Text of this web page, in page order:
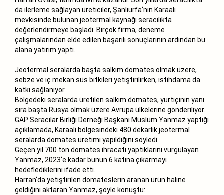
da ilerleme sağlayan üreticiler, Şanlıurfa‘nın Karaali
mevkisinde bulunan jeotermal kaynağı seracılıkta
değerlendirmeye başladı. Birçok firma, deneme
çalışmalarından elde edilen başarılı sonuçlarının ardından bu
alana yatırım yaptı.
Jeotermal seralarda başta salkım domates olmak üzere,
sebze ve iç mekan süs bitkileri yetiştirilirken, istihdama da
katkı sağlanıyor.
Bölgedeki seralarda üretilen salkım domates, yurtiçinin yanı
sıra başta Rusya olmak üzere Avrupa ülkelerine gönderiliyor.
GAP Seracılar Birliği Derneği Başkanı Müslüm Yanmaz yaptığı
açıklamada, Karaali bölgesindeki 480 dekarlık jeotermal
seralarda domates üretimi yapıldığını söyledi.
Geçen yıl 700 ton domates ihracatı yaptıklarını vurgulayan
Yanmaz, 2023‘e kadar bunun 6 katına çıkarmayı
hedeflediklerini ifade etti.
Harran‘da yetiştirilen domateslerin aranan ürün haline
geldiğini aktaran Yanmaz, şöyle konuştu: